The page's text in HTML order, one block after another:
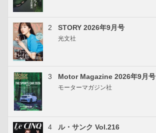
2 STORY 2026年9月号
光文社
3 Motor Magazine 2026年9月号
モーターマガジン社
4 ル・サンク Vol.216